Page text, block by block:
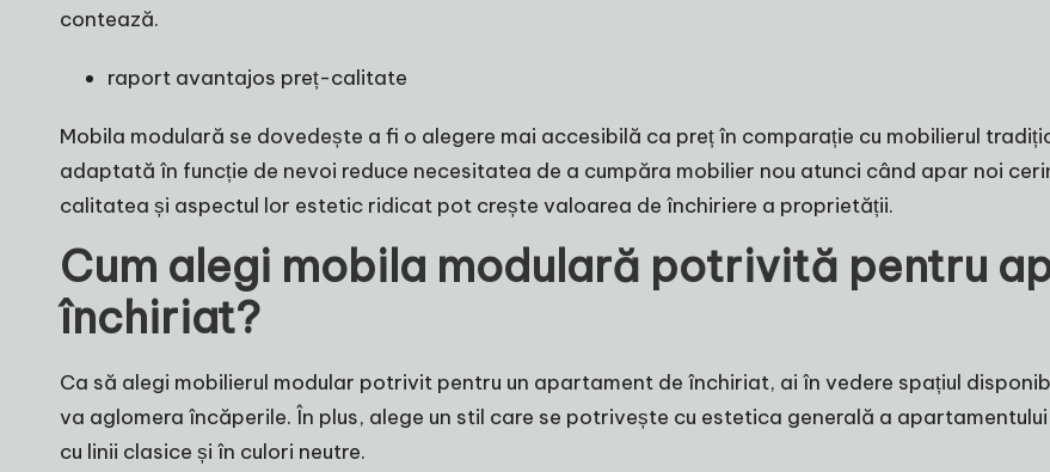
contează.
raport avantajos preț-calitate
Mobila modulară se dovedește a fi o alegere mai accesibilă ca preț în comparație cu mobilierul
adaptată în funcție de nevoi reduce necesitatea de a cumpăra mobilier nou atunci când apar noi
calitatea și aspectul lor estetic ridicat pot crește valoarea de închiriere a proprietății.
Cum alegi mobila modulară potrivită pentru
închiriat?
Ca să alegi mobilierul modular potrivit pentru un apartament de închiriat, ai în vedere spațiul
va aglomera încăperile. În plus, alege un stil care se potrivește cu estetica generală a
cu linii clasice și în culori neutre.